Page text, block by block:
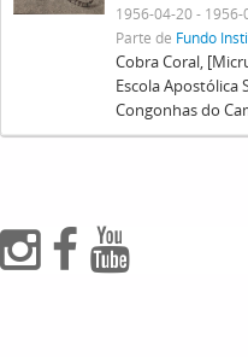
1956-04-20 - 1956-
Parte de Fundo
Cobra Coral,
Escola Apostólica
Congonhas do